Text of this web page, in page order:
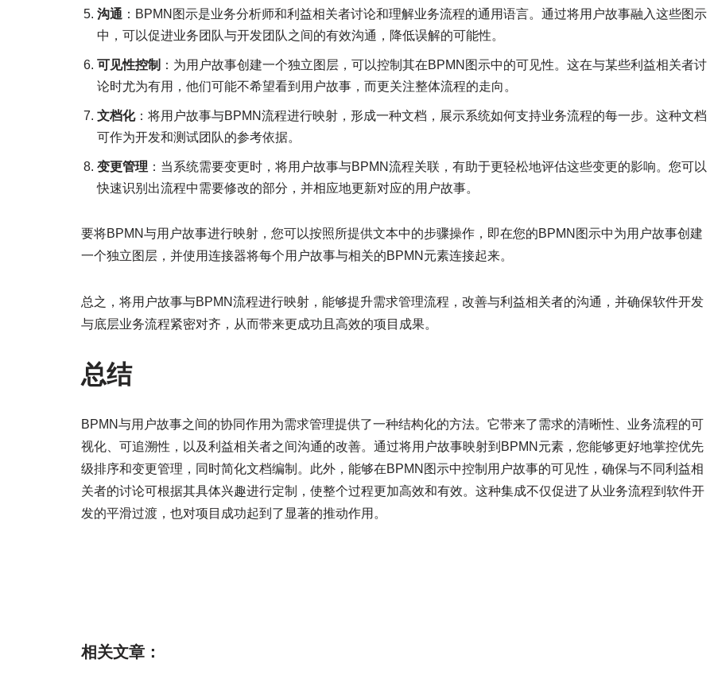
沟通 ：BPMN图示是业务分析师和利益相关者讨论和理解业务流程的通用语言。通过将用户故事融入这些图示
中，可以促进业务团队与开发团队之间的有效沟通，降低误解的可能性。
可见性控制 ：为用户故事创建一个独立图层，可以控制其在BPMN图示中的可见性。这在与某些利益相关者讨
论时尤为有用，他们可能不希望看到用户故事，而更关注整体流程的走向。
文档化：将用户故事与BPMN流程进行映射，形成一种文档，展示系统如何支持业务流程的每一步。这种文档
可作为开发和测试团队的参考依据。
变更管理 ：当系统需要变更时，将用户故事与BPMN流程关联，有助于更轻松地评估这些变更的影响。您可以
快速识别出流程中需要修改的部分，并相应地更新对应的用户故事。
要将BPMN与用户故事进行映射，您可以按照所提供文本中的步骤操作，即在您的BPMN图示中为用户故事创建
一个独立图层，并使用连接器将每个用户故事与相关的BPMN元素连接起来。
总之，将用户故事与BPMN流程进行映射，能够提升需求管理流程，改善与利益相关者的沟通，并确保软件开发
与底层业务流程紧密对齐，从而带来更成功且高效的项目成果。
总结
BPMN与用户故事之间的协同作用为需求管理提供了一种结构化的方法。它带来了需求的清晰性、业务流程的可
视化、可追溯性，以及利益相关者之间沟通的改善。通过将用户故事映射到BPMN元素，您能够更好地掌控优先
级排序和变更管理，同时简化文档编制。此外，能够在BPMN图示中控制用户故事的可见性，确保与不同利益相
关者的讨论可根据其具体兴趣进行定制，使整个过程更加高效和有效。这种集成不仅促进了从业务流程到软件开
发的平滑过渡，也对项目成功起到了显著的推动作用。
相关文章：